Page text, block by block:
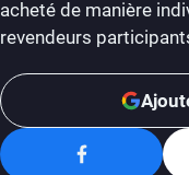
acheté de manière
revendeurs